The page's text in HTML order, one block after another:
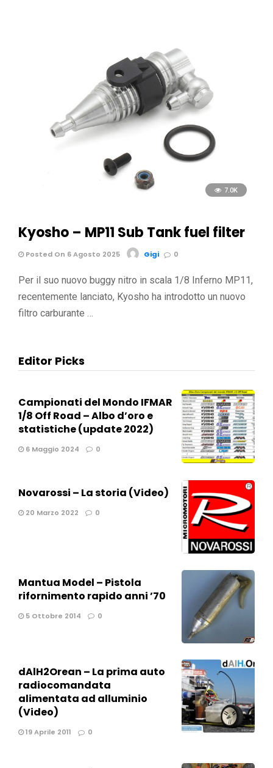
7.0K
Kyosho – MP11 Sub Tank fuel filter
Posted On 6 Agosto 2025 Gigi 0
Per il suo nuovo buggy nitro in scala 1/8 Inferno MP11,
recentemente lanciato, Kyosho ha introdotto un nuovo
filtro carburante …
Editor Picks
Campionati del Mondo IFMAR
1/8 Off Road – Albo d’oro e
statistiche (update 2022)
6 Maggio 2024 0
Novarossi – La storia (Video)
20 Marzo 2022 0
Mantua Model – Pistola
rifornimento rapido anni ’70
5 Ottobre 2014 0
dAlH2Orean – La prima auto
radiocomandata
alimentata ad alluminio
(Video)
19 Aprile 2011 0